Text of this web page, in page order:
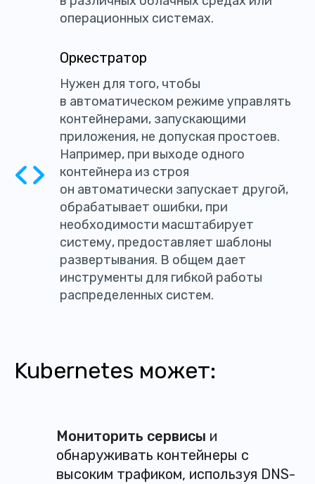
операционных системах.
Оркестратор
Нужен для того, чтобы
в автоматическом режиме управлять
контейнерами, запускающими
приложения, не допуская простоев.
Например, при выходе одного
контейнера из строя
он автоматически запускает другой,
обрабатывает ошибки, при
необходимости масштабирует
систему, предоставляет шаблоны
развертывания. В общем дает
инструменты для гибкой работы
распределенных систем.
Kubernetes может:
Мониторить сервисы и
обнаруживать контейнеры с
высоким трафиком, используя DNS-